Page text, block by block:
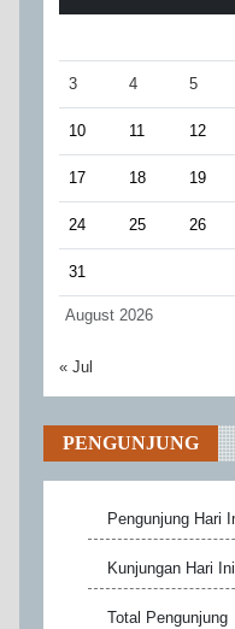
August 2026
3 4 5
10 11 12
17 18 19
24 25 26
31
« Jul
PENGUNJUNG
Pengunjung Hari
Kunjungan Hari Ini
Total Pengunjung